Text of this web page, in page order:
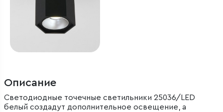
Описание
Светодиодные точечные светильники 25036/LED
белый создадут дополнительное освещение, а